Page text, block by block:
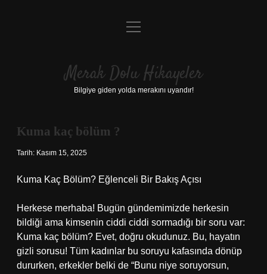
Anasayfa
Yasal Uyarı
menüyü
Merak Dolu Hikayeler
Bilgiye giden yolda merakını uyandır!
Kuma kaç bölüm ?
Tarih: Kasım 15, 2025
Kuma Kaç Bölüm? Eğlenceli Bir Bakış Açısı
Herkese merhaba! Bugün gündemimizde herkesin
bildiği ama kimsenin ciddi ciddi sormadığı bir soru var:
Kuma kaç bölüm? Evet, doğru okudunuz. Bu, hayatın
gizli sorusu! Tüm kadınlar bu soruyu kafasında dönüp
dururken, erkekler belki de “Bunu niye soruyorsun,